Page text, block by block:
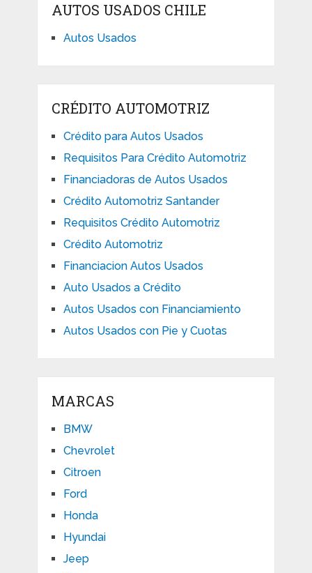
AUTOS USADOS CHILE
Autos Usados
CRÉDITO AUTOMOTRIZ
Crédito para Autos Usados
Requisitos Para Crédito Automotriz
Financiadoras de Autos Usados
Crédito Automotriz Santander
Requisitos Crédito Automotriz
Crédito Automotriz
Financiacion Autos Usados
Auto Usados a Crédito
Autos Usados con Financiamiento
Autos Usados con Pie y Cuotas
MARCAS
BMW
Chevrolet
Citroen
Ford
Honda
Hyundai
Jeep